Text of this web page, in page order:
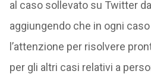
al caso sollevato su Twitter
aggiungendo che in ogni
l’attenzione per risolvere
per gli altri casi relativi a